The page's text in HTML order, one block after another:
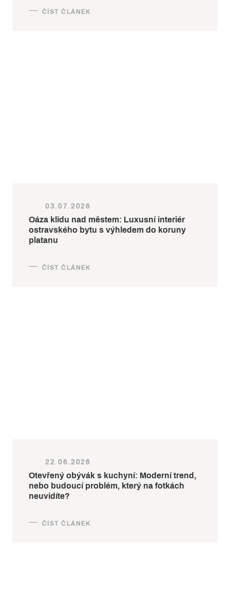
03.07.2026
Oáza klidu nad městem: Luxusní interiér
ostravského bytu s výhledem do koruny
platanu
22.06.2026
Otevřený obývák s kuchyní: Moderní trend,
nebo budoucí problém, který na fotkách
neuvidíte?